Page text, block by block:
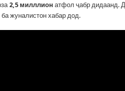
2,5 милллион атфол ҷабр дидаанд.
ба жуналистон хабар дод.